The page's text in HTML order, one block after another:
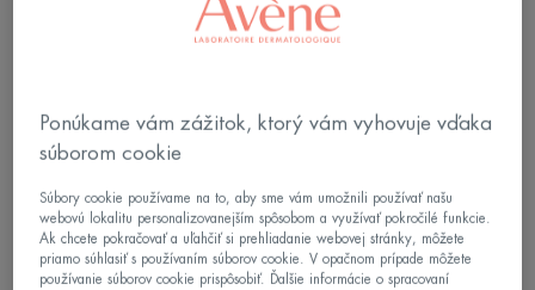
pred UVB, UVA a HEV modrým svetlom, vhodná
pre citlivú pleť¹.
Ultraľahká textúra, ľahká ako voda. Rýchlo sa
vstrebáva a nelepí sa.
Vynikajúci podklad pod make-up.
Ponúkame vám zážitok, ktorý vám vyhovuje vďaka
súborom cookie
Súbory cookie používame na to, aby sme vám umožnili používať našu
webovú lokalitu personalizovanejším spôsobom a využívať pokročilé funkcie.
Ak chcete pokračovať a uľahčiť si prehliadanie webovej stránky, môžete
priamo súhlasiť s používaním súborov cookie. V opačnom prípade môžete
používanie súborov cookie prispôsobiť. Ďalšie informácie o spracovaní